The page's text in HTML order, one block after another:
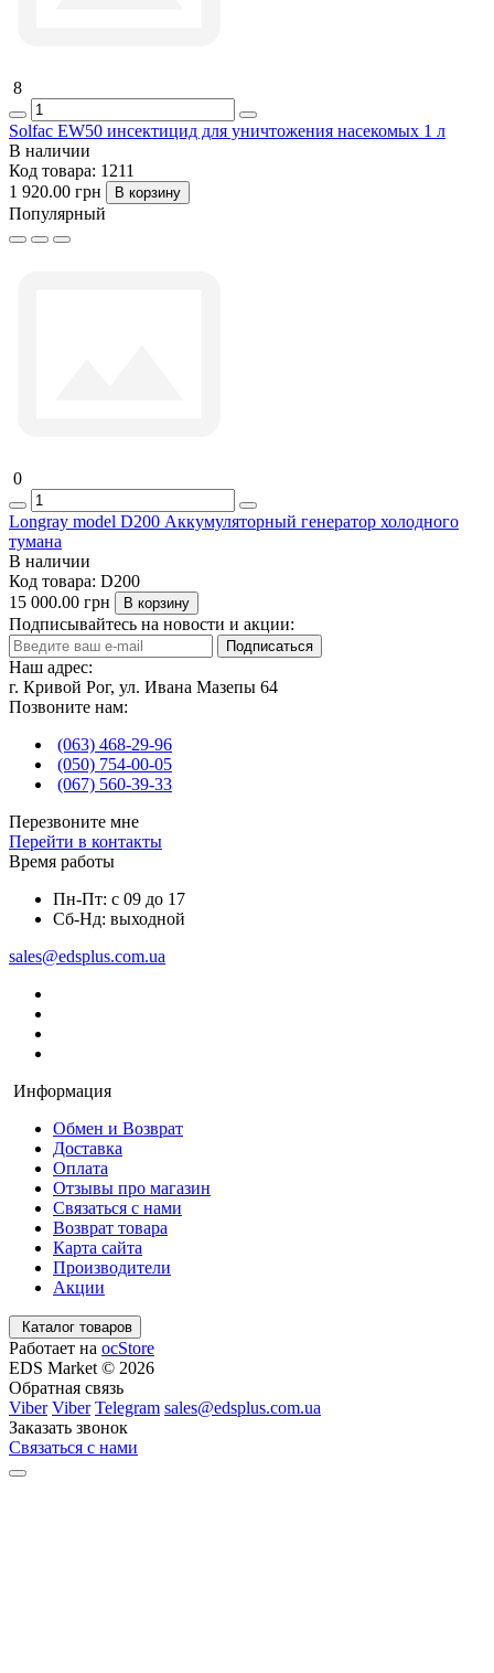
8
Solfac EW50 инсектицид для уничтожения насекомых 1 л
В наличии
Код товара: 1211
1 920.00 грн
В корзину
Популярный
0
Longray model D200 Аккумуляторный генератор холодного
тумана
В наличии
Код товара: D200
15 000.00 грн
В корзину
Подписывайтесь на новости и акции:
Подписаться
Наш адрес:
г. Кривой Рог, ул. Ивана Мазепы 64
Позвоните нам:
(063) 468-29-96
(050) 754-00-05
(067) 560-39-33
Перезвоните мне
Перейти в контакты
Время работы
Пн-Пт: с 09 до 17
Сб-Нд: выходной
sales@edsplus.com.ua
Информация
Обмен и Возврат
Доставка
Оплата
Отзывы про магазин
Связаться с нами
Возврат товара
Карта сайта
Производители
Акции
Каталог товаров
Работает на ocStore
EDS Market © 2026
Обратная связь
Viber Viber Telegram sales@edsplus.com.ua
Заказать звонок
Связаться с нами